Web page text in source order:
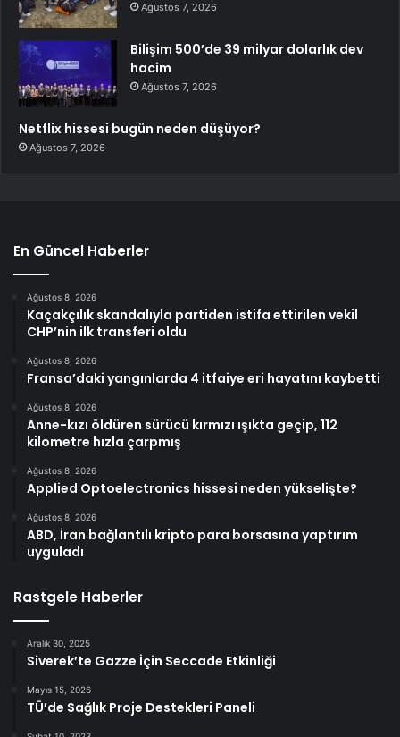
Ağustos 7, 2026
Bilişim 500’de 39 milyar dolarlık dev
hacim
Ağustos 7, 2026
Netflix hissesi bugün neden düşüyor?
Ağustos 7, 2026
En Güncel Haberler
Ağustos 8, 2026
Kaçakçılık skandalıyla partiden istifa ettirilen vekil
CHP’nin ilk transferi oldu
Ağustos 8, 2026
Fransa’daki yangınlarda 4 itfaiye eri hayatını kaybetti
Ağustos 8, 2026
Anne-kızı öldüren sürücü kırmızı ışıkta geçip, 112
kilometre hızla çarpmış
Ağustos 8, 2026
Applied Optoelectronics hissesi neden yükselişte?
Ağustos 8, 2026
ABD, İran bağlantılı kripto para borsasına yaptırım
uyguladı
Rastgele Haberler
Aralık 30, 2025
Siverek’te Gazze İçin Seccade Etkinliği
Mayıs 15, 2026
TÜ’de Sağlık Proje Destekleri Paneli